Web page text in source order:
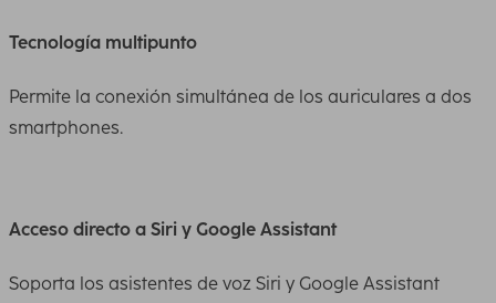
Tecnología multipunto
Permite la conexión simultánea de los auriculares a dos
smartphones.
Acceso directo a Siri y Google Assistant
Soporta los asistentes de voz Siri y Google Assistant